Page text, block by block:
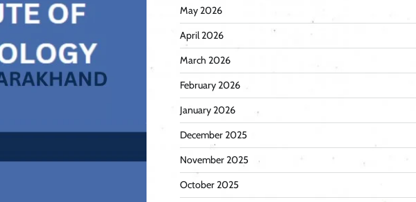
May 2026
April 2026
March 2026
February 2026
January 2026
December 2025
November 2025
October 2025